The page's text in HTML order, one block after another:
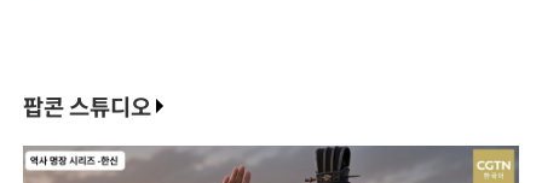
팝콘 스튜디오